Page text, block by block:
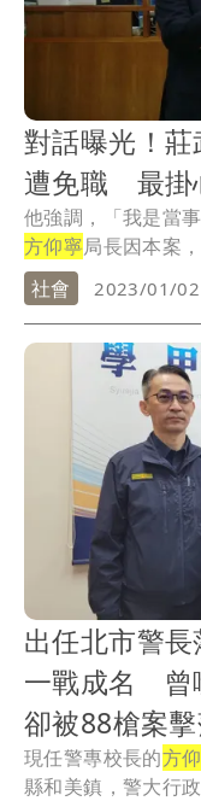
對話曝光！
遭免職 最掛
他強調，「我是當
方仰寧局長因本案
罪，靜...
社會 2023/01/02
出任北市警
一戰成名 曾
卻被88槍案
現任警專校長的方
縣和美鎮，警大行